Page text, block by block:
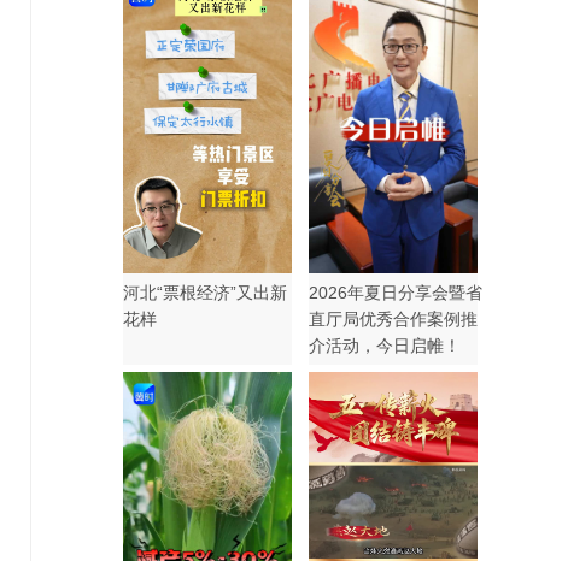
河北“票根经济”又出新
花样
2026年夏日分享会暨省
直厅局优秀合作案例推
介活动，今日启帷！